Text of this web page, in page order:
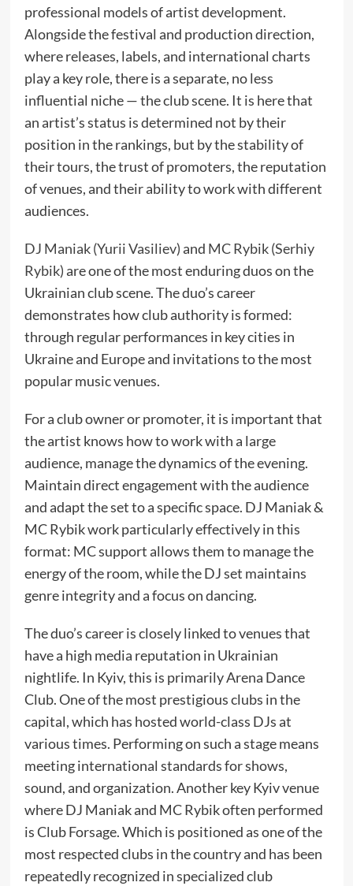
professional models of artist development.
Alongside the festival and production direction,
where releases, labels, and international charts
play a key role, there is a separate, no less
influential niche — the club scene. It is here that
an artist’s status is determined not by their
position in the rankings, but by the stability of
their tours, the trust of promoters, the reputation
of venues, and their ability to work with different
audiences.
DJ Maniak (Yurii Vasiliev)and MC Rybik (Serhiy
Rybik)are one of the most enduring duos on the
Ukrainian club scene. The duo’s career
demonstrates how club authority is formed:
through regular performances in key cities in
Ukraine and Europe and invitations to the most
popular music venues.
For a club owner or promoter, it is important that
the artist knows how to work with a large
audience, manage the dynamics of the evening.
Maintain direct engagement with the audience
and adapt the set to a specific space. DJ Maniak &
MC Rybik work particularly effectively in this
format: MC support allows them to manage the
energy of the room, while the DJ set maintains
genre integrity and a focus on dancing.
The duo’s career is closely linked to venues that
have a high media reputation in Ukrainian
nightlife. In Kyiv, this is primarily Arena Dance
Club. One of the most prestigious clubs in the
capital, which has hosted world-class DJs at
various times. Performing on such a stage means
meeting international standards for shows,
sound, and organization. Another key Kyiv venue
where DJ Maniak and MC Rybik often performed
is Club Forsage. Which is positioned as one of the
most respected clubs in the country and has been
repeatedly recognized in specialized club